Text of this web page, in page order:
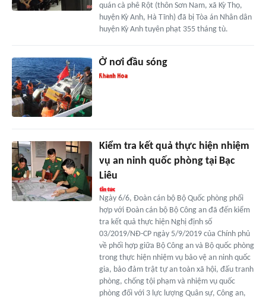
quán cà phê Rột (thôn Sơn Nam, xã Kỳ Thọ,
huyện Kỳ Anh, Hà Tĩnh) đã bị Tòa án Nhân dân
huyện Kỳ Anh tuyên phạt 355 tháng tù.
Ở nơi đầu sóng
Kiểm tra kết quả thực hiện nhiệm
vụ an ninh quốc phòng tại Bạc
Liêu
Ngày 6/6, Đoàn cán bộ Bộ Quốc phòng phối
hợp với Đoàn cán bộ Bộ Công an đã đến kiểm
tra kết quả thực hiện Nghị định số
03/2019/NĐ-CP ngày 5/9/2019 của Chính phủ
về phối hợp giữa Bộ Công an và Bộ quốc phòng
trong thực hiện nhiệm vụ bảo vệ an ninh quốc
gia, bảo đảm trật tự an toàn xã hội, đấu tranh
phòng, chống tội phạm và nhiệm vụ quốc
phòng đối với 3 lực lượng Quân sự, Công an,